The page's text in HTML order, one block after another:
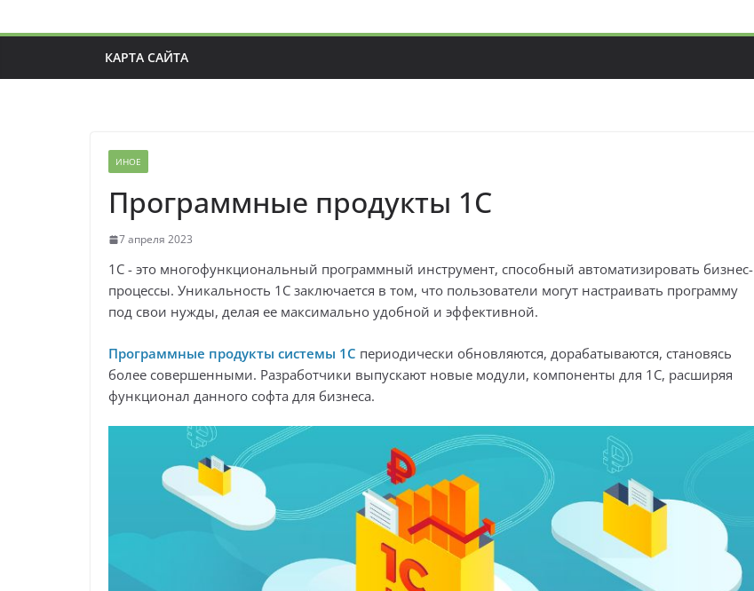
КАРТА САЙТА
ИНОЕ
Программные продукты 1С
7 апреля 2023
1С - это многофункциональный программный инструмент, способный автоматизировать бизнес-
процессы. Уникальность 1С заключается в том, что пользователи могут настраивать программу
под свои нужды, делая ее максимально удобной и эффективной.
Программные продукты системы 1С периодически обновляются, дорабатываются, становясь
более совершенными. Разработчики выпускают новые модули, компоненты для 1С, расширяя
функционал данного софта для бизнеса.